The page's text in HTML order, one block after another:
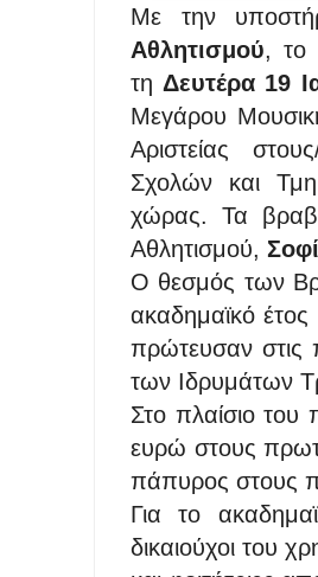
Με την
Αθλητισμού, το
τηΔευτέρα 19
Μεγάρου
Αριστείας
Σχολών και
χώρας. Τα
Αθλητισμού,
Ο θεσμός των
ακαδημαϊκό έτος
πρώτευσαν στις
των Ιδρυμάτων
Στο πλαίσιο του
ευρώ στους
πάπυρος στους
Για το
δικαιούχοι του